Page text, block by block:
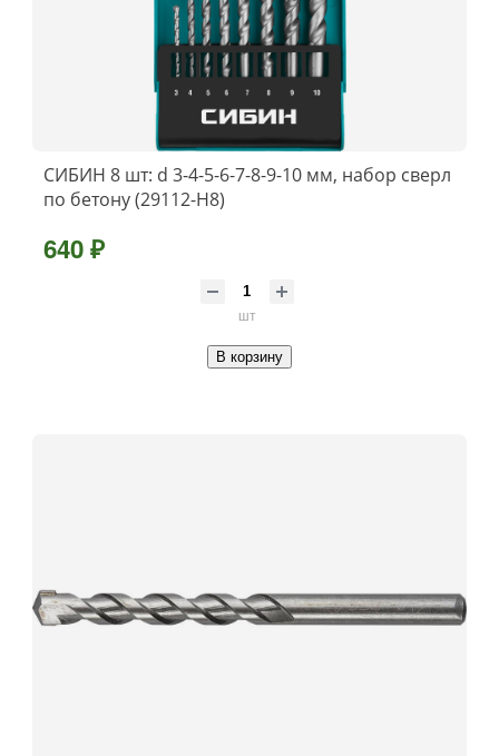
СИБИН 8 шт: d 3-4-5-6-7-8-9-10 мм, набор сверл
по бетону (29112-H8)
640 ₽
шт
В корзину